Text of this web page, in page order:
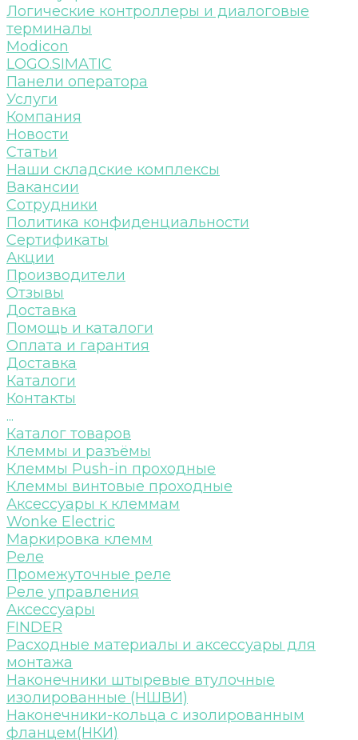
Логические контроллеры и диалоговые
терминалы
Modicon
LOGO.SIMATIC
Панели оператора
Услуги
Компания
Новости
Статьи
Наши складские комплексы
Вакансии
Сотрудники
Политика конфиденциальности
Сертификаты
Акции
Производители
Отзывы
Доставка
Помощь и каталоги
Оплата и гарантия
Доставка
Каталоги
Контакты
...
Каталог товаров
Клеммы и разъёмы
Клеммы Push-in проходные
Клеммы винтовые проходные
Аксессуары к клеммам
Wonke Electric
Маркировка клемм
Реле
Промежуточные реле
Реле управления
Аксессуары
FINDER
Расходные материалы и аксессуары для
монтажа
Наконечники штыревые втулочные
изолированные (НШВИ)
Наконечники-кольца с изолированным
фланцем(НКИ)